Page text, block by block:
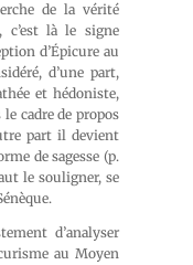
de la vérité
c’est là le signe
d’Épicure au
d’une part,
et hédoniste,
cadre de propos
part il devient
de sagesse (p.
le souligner, se
d’analyser
au Moyen